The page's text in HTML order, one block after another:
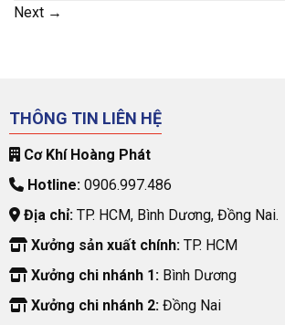
Next →
THÔNG TIN LIÊN HỆ
Cơ Khí Hoàng Phát
Hotline:0906.997.486
Địa chỉ:TP. HCM, Bình Dương, Đồng Nai.
Xưởng sản xuất chính:TP. HCM
Xưởng chi nhánh 1:Bình Dương
Xưởng chi nhánh 2:Đồng Nai